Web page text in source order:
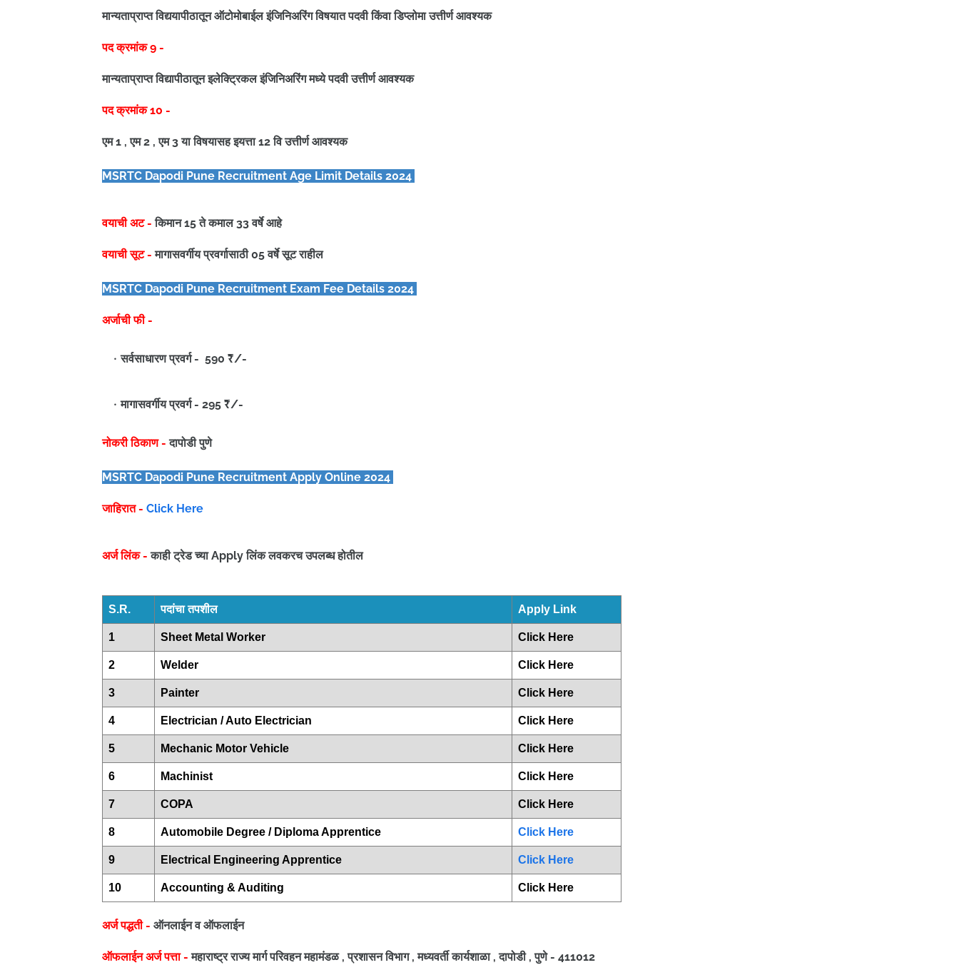
मान्यताप्राप्त विद्ययापीठातून ऑटोमोबाईल इंजिनिअरिंग विषयात पदवी किंवा डिप्लोमा उत्तीर्ण आवश्यक
पद क्रमांक 9 -
मान्यताप्राप्त विद्यापीठातून इलेक्ट्रिकल इंजिनिअरिंग मध्ये पदवी उत्तीर्ण आवश्यक
पद क्रमांक 10 -
एम 1 , एम 2 , एम 3 या विषयासह इयत्ता 12 वि उत्तीर्ण आवश्यक
MSRTC Dapodi Pune Recruitment Age Limit Details 2024
वयाची अट - किमान 15 ते कमाल 33 वर्षे आहे
वयाची सूट - मागासवर्गीय प्रवर्गासाठी 05 वर्षे सूट राहील
MSRTC Dapodi Pune Recruitment Exam Fee Details 2024
अर्जाची फी -
सर्वसाधारण प्रवर्ग - 590 ₹/-
मागासवर्गीय प्रवर्ग - 295 ₹/-
नोकरी ठिकाण - दापोडी पुणे
MSRTC Dapodi Pune Recruitment Apply Online 2024
जाहिरात - Click Here
अर्ज लिंक -काही ट्रेड च्या Apply लिंक लवकरच उपलब्ध होतील
S.R. पदांचा तपशील Apply Link
1 Sheet Metal Worker Click Here
2 Welder Click Here
3 Painter Click Here
4 Electrician / Auto Electrician Click Here
5 Mechanic Motor Vehicle Click Here
6 Machinist Click Here
7 COPA Click Here
8 Automobile Degree / Diploma Apprentice Click Here
9 Electrical Engineering Apprentice Click Here
10 Accounting & Auditing Click Here
अर्ज पद्धती - ऑनलाईन व ऑफलाईन
ऑफलाईन अर्ज पत्ता - महाराष्ट्र राज्य मार्ग परिवहन महामंडळ , प्रशासन विभाग , मध्यवर्ती कार्यशाळा , दापोडी , पुणे - 411012